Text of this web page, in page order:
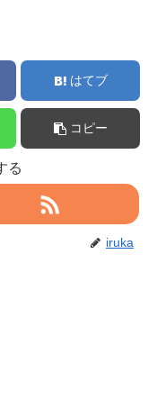
はてブ
コピー
る
iruka